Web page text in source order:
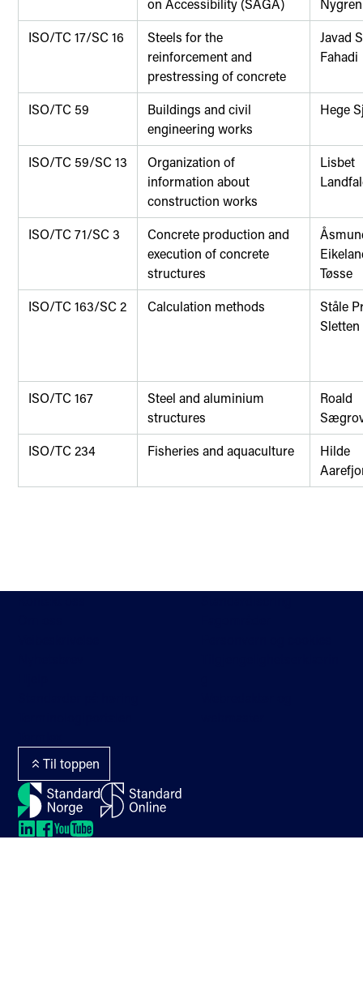
on Accessibility (SAGA)
Nygren
ISO/TC 17/SC 16
Steels for the
reinforcement and
prestressing of concrete
Javad
Fahadi
ISO/TC 59
Buildings and civil
engineering works
Hege
ISO/TC 59/SC 13
Organization of
information about
construction works
Lisbet
ISO/TC 71/SC 3
Concrete production and
execution of concrete
structures
Tøsse
ISO/TC 163/SC 2
Calculation methods
Ståle
Sletten
ISO/TC 167
Steel and aluminium
structures
Roald
ISO/TC 234
Fisheries and aquaculture
Hilde
Til toppen
LinkedIn
LinkedIn
LinkedIn